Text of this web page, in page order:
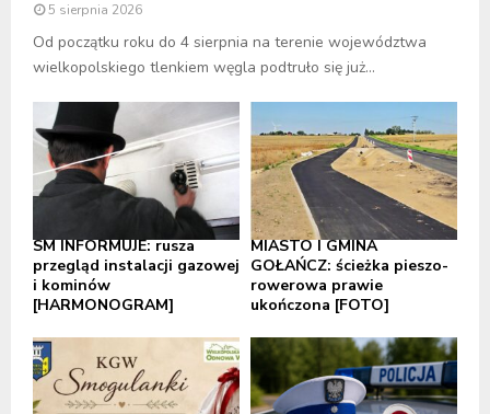
5 sierpnia 2026
Od początku roku do 4 sierpnia na terenie województwa
wielkopolskiego tlenkiem węgla podtruło się już...
SM INFORMUJE: rusza
przegląd instalacji gazowej
i kominów
[HARMONOGRAM]
MIASTO I GMINA
GOŁAŃCZ: ścieżka pieszo-
rowerowa prawie
ukończona [FOTO]